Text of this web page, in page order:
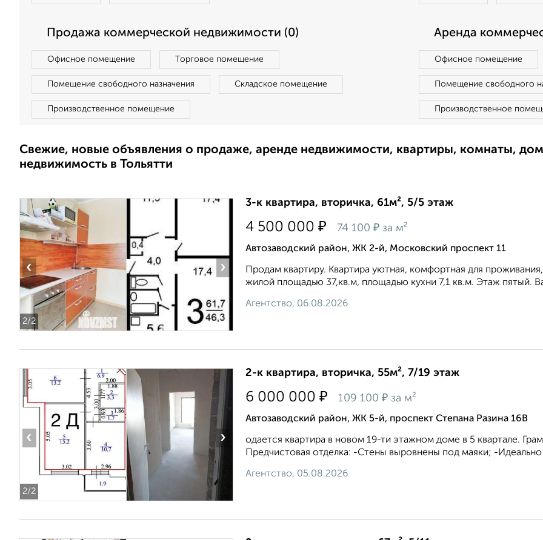
Продажа коммерческой недвижимости (0)
Офисное помещение Торговое помещение
Помещение свободного назначения Складское помещение
Производственное помещение
Аренда
Офисное помещение
Помещение свободного
Производственное
Свежие, новые объявления о продаже, аренде недвижимости, квартиры, комнаты,
недвижимость в Тольятти
2/2
‹ ›
3-к квартира, вторичка, 61м², 5/5 этаж
4 500 000 ₽ 74 100 ₽ за м²
Автозаводский район, ЖК 2-й, Московский проспект 11
Продам квартиру. Квартира уютная, комфортная для
жилой площадью 37,кв.м, площадью кухни 7,1 кв.м. Этаж пятый.
Агентство, 06.08.2026
2/2
‹ ›
2-к квартира, вторичка, 55м², 7/19 этаж
6 000 000 ₽ 109 100 ₽ за м²
Автозаводский район, ЖК 5-й, проспект Степана Разина 16В
одается квартира в новом 19-ти этажном доме в 5 квартале.
Предчистовая отделка: -Стены выровнены под маяки; -
Агентство, 05.08.2026